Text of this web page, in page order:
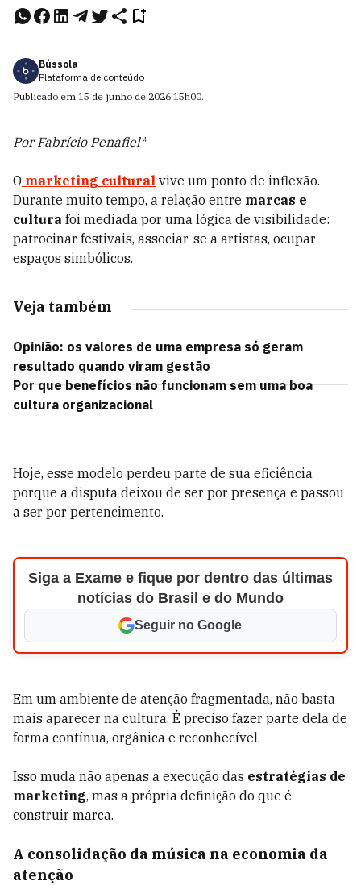
Bússola
Plataforma de conteúdo
Publicado em 15 de junho de 2026 15h00.
Por Fabrício Penafiel*
O marketing cultural vive um ponto de inflexão.
Durante muito tempo, a relação entre marcas e
cultura foi mediada por uma lógica de visibilidade:
patrocinar festivais, associar-se a artistas, ocupar
espaços simbólicos.
Veja também
Opinião: os valores de uma empresa só geram
resultado quando viram gestão
Por que benefícios não funcionam sem uma boa
cultura organizacional
Hoje, esse modelo perdeu parte de sua eficiência
porque a disputa deixou de ser por presença e passou
a ser por pertencimento.
Siga a Exame e fique por dentro das últimas
notícias do Brasil e do Mundo
Seguir no Google
Em um ambiente de atenção fragmentada, não basta
mais aparecer na cultura. É preciso fazer parte dela de
forma contínua, orgânica e reconhecível.
Isso muda não apenas a execução das estratégias de
marketing, mas a própria definição do que é
construir marca.
A consolidação da música na economia da
atenção